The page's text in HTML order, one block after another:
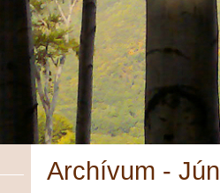
Archívum -